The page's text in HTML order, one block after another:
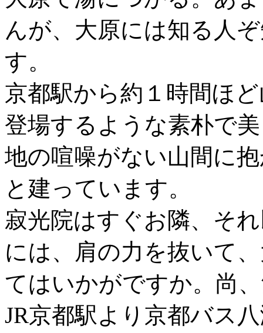
んが、大原には知る人
す。
京都駅から約１時間ほ
登場するような素朴で
地の喧噪がない山間に
と建っています。
寂光院はすぐお隣、そ
には、肩の力を抜いて
てはいかがですか。尚
JR京都駅より京都バス